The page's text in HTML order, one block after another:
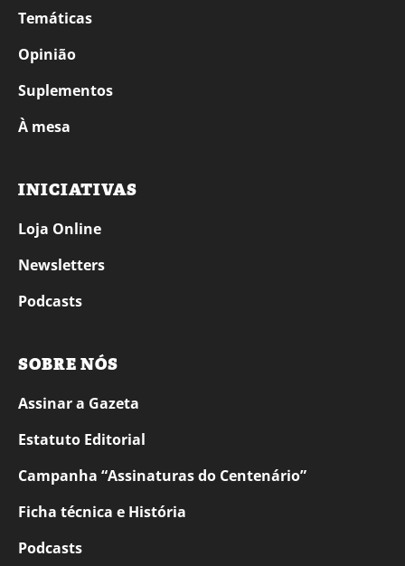
Temáticas
Opinião
Suplementos
À mesa
INICIATIVAS
Loja Online
Newsletters
Podcasts
SOBRE NÓS
Assinar a Gazeta
Estatuto Editorial
Campanha “Assinaturas do Centenário”
Ficha técnica e História
Podcasts